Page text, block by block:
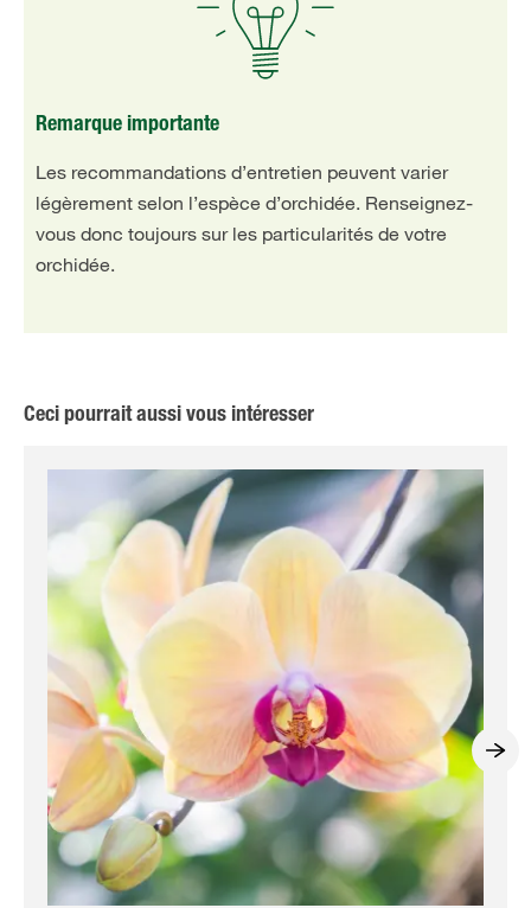
Remarque importante
Les recommandations d’entretien peuvent varier
légèrement selon l’espèce d’orchidée. Renseignez-
vous donc toujours sur les particularités de votre
orchidée.
Ceci pourrait aussi vous intéresser